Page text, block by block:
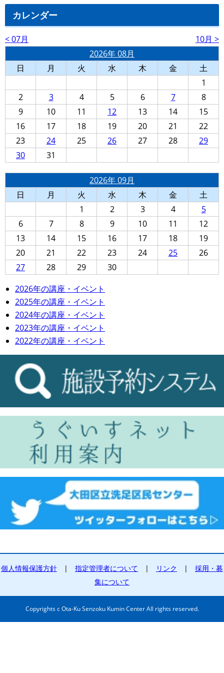
カレンダー
< 07月
10月 >
2026年 08月
日
月 火 水 木 金
土
1
2
3 4 5 6 7
8
9
10 11 12 13 14
15
16
17 18 19 20 21
22
23
24 25 26 27 28
29
30
31
2026年 09月
日
月 火 水 木 金
土
1
2 3 4
5
6
7 8 9 10 11
12
13
14 15 16 17 18
19
20
21 22 23 24 25
26
27
28 29
30
2026年の講座・イベント
2025年の講座・イベント
2024年の講座・イベント
2023年の講座・イベント
2022年の講座・イベント
個人情報保護方針 | 指定管理者について | リンク | 採用・募
集について
Copyrights c Ota-Ku Senzoku Kumin Center All rights reserved.